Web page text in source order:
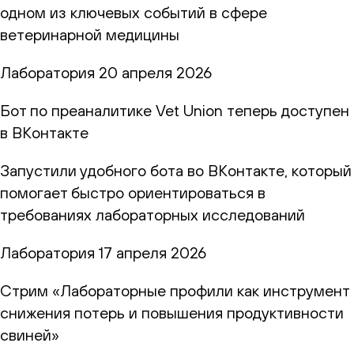
одном из ключевых событий в сфере
ветеринарной медицины
Лаборатория 20 апреля 2026
Бот по преаналитике Vet Union теперь доступен
в ВКонтакте
Запустили удобного бота во ВКонтакте, который
помогает быстро ориентироваться в
требованиях лабораторных исследований
Лаборатория 17 апреля 2026
Стрим «Лабораторные профили как инструмент
снижения потерь и повышения продуктивности
свиней»